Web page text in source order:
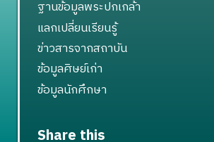
ฐานข้อมูลพระปกเกล้า
แลกเปลี่ยนเรียนรู้
ข่าวสารจากสถาบัน
ข้อมูลศิษย์เก่า
ข้อมูลนักศึกษา
Share this